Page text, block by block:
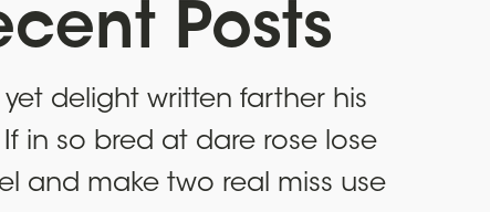
Posts
delight written farther his
in so bred at dare rose lose
and make two real miss use